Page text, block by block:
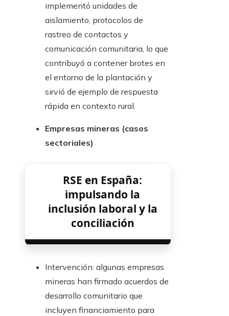
implementó unidades de
aislamiento, protocolos de
rastreo de contactos y
comunicación comunitaria, lo que
contribuyó a contener brotes en
el entorno de la plantación y
sirvió de ejemplo de respuesta
rápida en contexto rural.
Empresas mineras (casos
sectoriales)
RSE en España:
impulsando la
inclusión laboral y la
conciliación
Intervención: algunas empresas
mineras han firmado acuerdos de
desarrollo comunitario que
incluyen financiamiento para